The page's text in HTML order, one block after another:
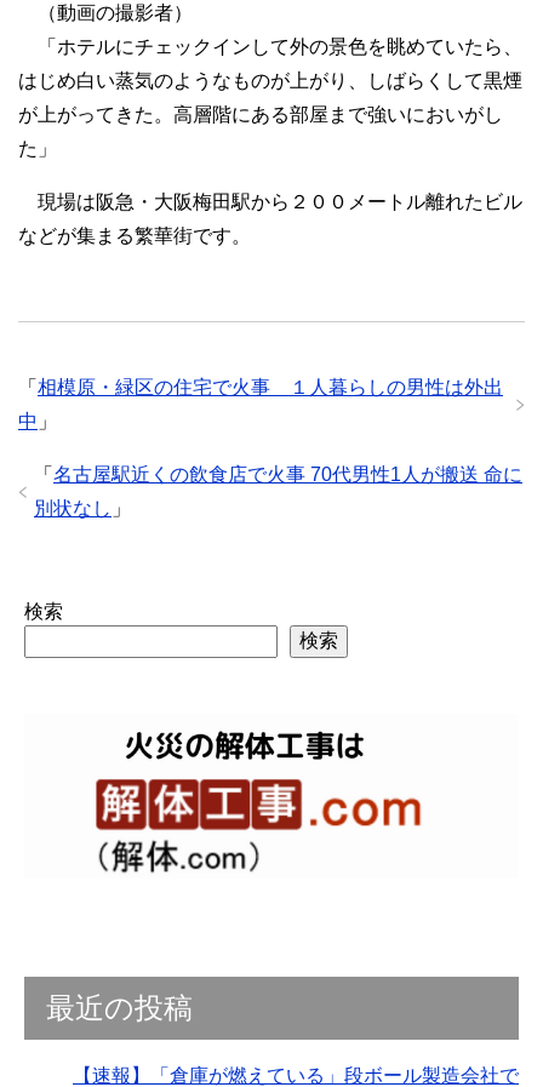
（動画の撮影者）
「ホテルにチェックインして外の景色を眺めていたら、
はじめ白い蒸気のようなものが上がり、しばらくして黒煙
が上がってきた。高層階にある部屋まで強いにおいがし
た」
現場は阪急・大阪梅田駅から２００メートル離れたビル
などが集まる繁華街です。
「 相模原・緑区の住宅で火事 １人暮らしの男性は外出
中 」
「 名古屋駅近くの飲食店で火事 70代男性1人が搬送 命に
別状なし 」
検索
検索
最近の投稿
【速報】「倉庫が燃えている」段ボール製造会社で